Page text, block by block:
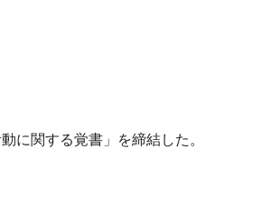
に関する覚書」を締結した。